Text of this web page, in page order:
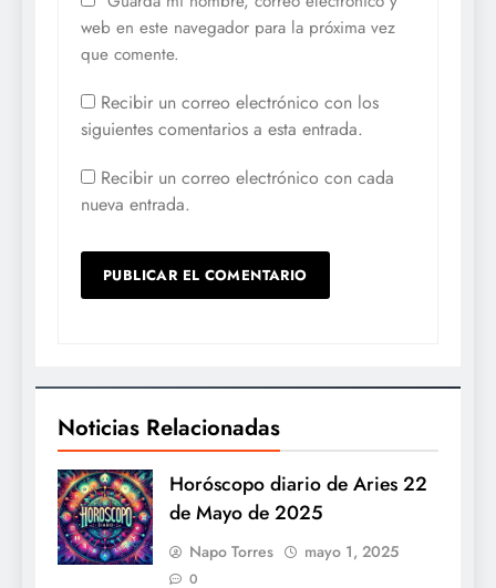
web en este navegador para la próxima vez
que comente.
Recibir un correo electrónico con los
siguientes comentarios a esta entrada.
Recibir un correo electrónico con cada
nueva entrada.
Noticias Relacionadas
Horóscopo diario de Aries 22
de Mayo de 2025
Napo Torres mayo 1, 2025
0